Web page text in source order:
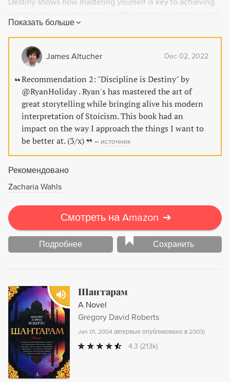
Destiny shows how mastering yourself is key to achieving
practical guidance, Holiday emphasizes the importance of
boundaries and restraint in a world of temptation and
excess. Learn the four simple virtues of Stoicism and how
discipline is the foundation upon which all other virtues
depend. Don't miss out on this essential guide to self-
mastery and success.
Показать больше
James Altucher Dec 02, 2022
Recommendation 2: "Discipline is Destiny" by
@RyanHoliday . Ryan's has mastered the art of
great storytelling while bringing alive his modern
interpretation of Stoicism. This book had an
impact on the way I approach the things I want to
be better at. (3/x)
– источник
Рекомендовано
Zacharia Wahls
Смотреть на Amazon ➔
Подробнее Сохранить
Шантарам
A Novel
Gregory David Roberts
Jan 01, 2004 (впервые опубликовано в 2003)
4.3 (213k)